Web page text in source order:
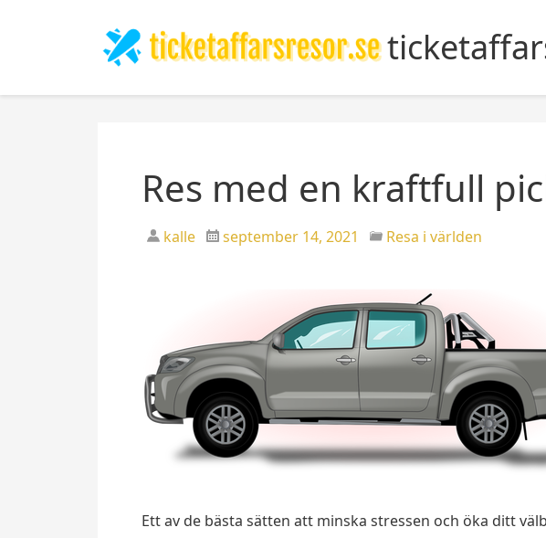
t
Res med en kraftfull
kalle september 14, 2021 Resa i världen
Ett av de bästa sätten att minska stressen och öka ditt